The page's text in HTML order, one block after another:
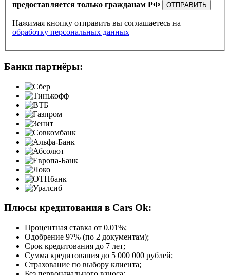
предоставляется только гражданам РФ
ОТПРАВИТЬ
Нажимая кнопку отправить вы соглашаетесь на
обработку персональных данных
Банки партнёры:
Плюсы кредитования в Cars Ok:
Процентная ставка от 0.01%;
Одобрение 97% (по 2 документам);
Срок кредитования до 7 лет;
Сумма кредитования до 5 000 000 рублей;
Страхование по выбору клиента;